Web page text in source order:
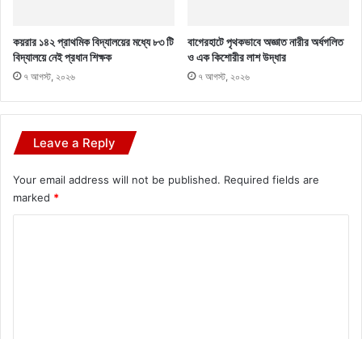
কয়রার ১৪২ প্রাথমিক বিদ্যালয়ের মধ্যে ৮৩ টি
বিদ্যালয়ে নেই প্রধান শিক্ষক
৭ আগস্ট, ২০২৬
বাগেরহাটে পৃথকভাবে অজ্ঞাত নারীর অর্ধগলিত
ও এক কিশোরীর লাশ উদ্ধার
৭ আগস্ট, ২০২৬
Leave a Reply
Your email address will not be published. Required fields are
marked *